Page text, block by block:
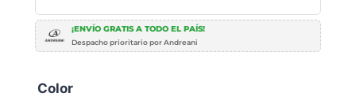
¡ENVÍO GRATIS A TODO EL PAÍS!
Despacho prioritario por Andreani
Color